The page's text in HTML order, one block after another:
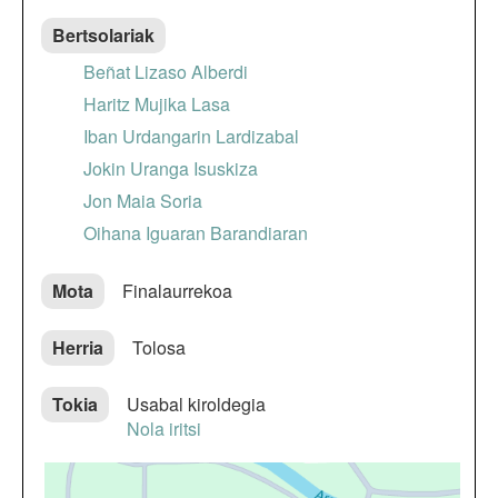
Bertsolariak
Beñat Lizaso Alberdi
Haritz Mujika Lasa
Iban Urdangarin Lardizabal
Jokin Uranga Isuskiza
Jon Maia Soria
Oihana Iguaran Barandiaran
Mota Finalaurrekoa
Herria Tolosa
Tokia
Usabal kiroldegia
Nola iritsi